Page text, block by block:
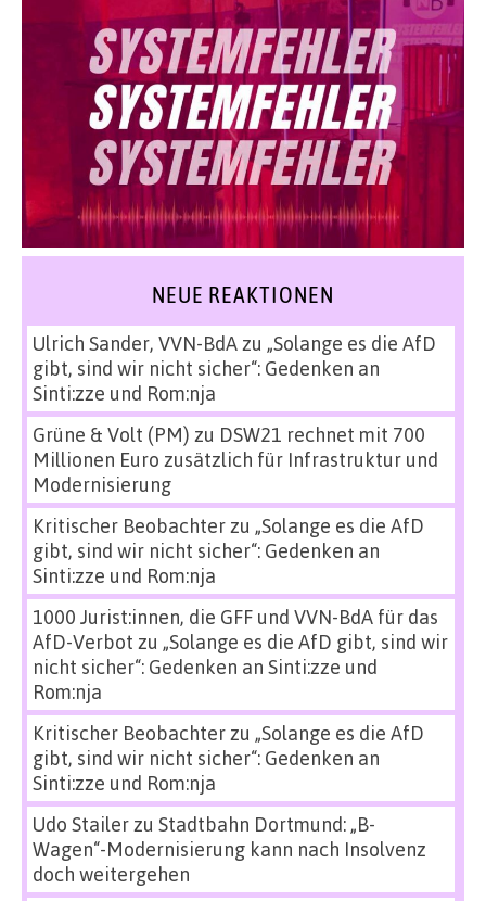
NEUE REAKTIONEN
Ulrich Sander, VVN-BdAzu „Solange es die AfD
gibt, sind wir nicht sicher“: Gedenken an
Sinti:zze und Rom:nja
Grüne & Volt (PM) zu DSW21 rechnet mit 700
Millionen Euro zusätzlich für Infrastruktur und
Modernisierung
Kritischer Beobachterzu „Solange es die AfD
gibt, sind wir nicht sicher“: Gedenken an
Sinti:zze und Rom:nja
1000 Jurist:innen, die GFF und VVN-BdA für das
AfD-Verbot zu „Solange es die AfD gibt, sind wir
nicht sicher“: Gedenken an Sinti:zze und
Rom:nja
Kritischer Beobachterzu „Solange es die AfD
gibt, sind wir nicht sicher“: Gedenken an
Sinti:zze und Rom:nja
Udo Stailerzu Stadtbahn Dortmund: „B-
Wagen“-Modernisierung kann nach Insolvenz
doch weitergehen